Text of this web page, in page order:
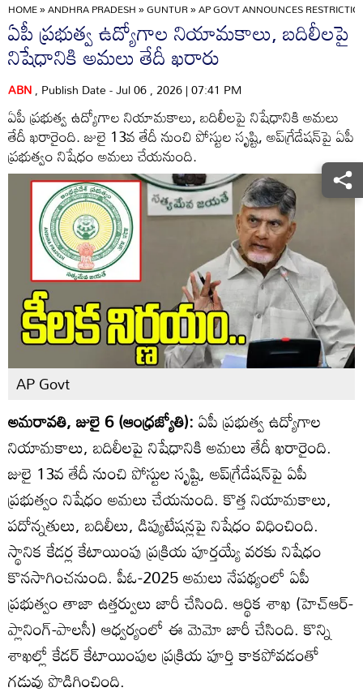
HOME»ANDHRA PRADESH»GUNTUR»AP GOVT ANNOUNCES
ఏపీ ప్రభుత్వ ఉద్యోగాల నియామకాలు, బదిలీలపై
నిషేధానికి అమలు తేదీ ఖరారు
ABN, Publish Date - Jul 06 , 2026 | 07:41 PM
ఏపీ ప్రభుత్వ ఉద్యోగాల నియామకాలు, బదిలీలపై నిషేధానికి అమలు
తేదీ ఖరారైంది. జులై 13వ తేదీ నుంచి పోస్టుల సృష్టి, అప్‌గ్రేడేషన్‌పై ఏపీ
ప్రభుత్వం నిషేధం అమలు చేయనుంది.
AP Govt
అమరావతి, జులై 6 (ఆంధ్రజ్యోతి):ఏపీ ప్రభుత్వ ఉద్యోగాల
నియామకాలు, బదిలీలపై నిషేధానికి అమలు తేదీ ఖరారైంది.
జులై 13వ తేదీ నుంచి పోస్టుల సృష్టి, అప్‌గ్రేడేషన్‌పై ఏపీ
ప్రభుత్వం నిషేధం అమలు చేయనుంది. కొత్త నియామకాలు,
పదోన్నతులు, బదిలీలు, డిప్యుటేషన్లపై నిషేధం విధించింది.
స్థానిక కేడర్ల కేటాయింపు ప్రక్రియ పూర్తయ్యే వరకు నిషేధం
కొనసాగించనుంది. పీఓ-2025 అమలు నేపథ్యంలో ఏపీ
ప్రభుత్వం తాజా ఉత్తర్వులు జారీ చేసింది. ఆర్థిక శాఖ (హెచ్‌ఆర్-
ప్లానింగ్-పాలసీ) ఆధ్వర్యంలో ఈ మెమో జారీ చేసింది. కొన్ని
శాఖల్లో కేడర్ కేటాయింపుల ప్రక్రియ పూర్తి కాకపోవడంతో
గడువు పొడిగించింది.